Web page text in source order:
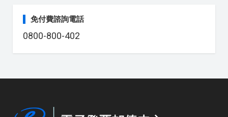
免付費諮詢電話
0800-800-402